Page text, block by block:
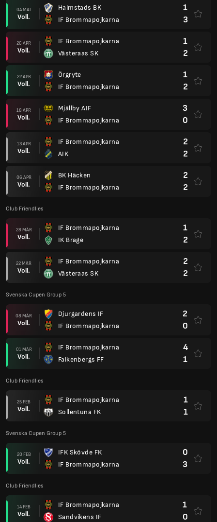
04 MAI
Voll.
Halmstads BK
IF Brommapojkarna
1
3
26 APR
Voll.
IF Brommapojkarna
Västeraas SK
1
2
22 APR
Voll.
Örgryte
IF Brommapojkarna
1
2
18 APR
Voll.
Mjällby AIF
IF Brommapojkarna
3
0
13 APR
Voll.
IF Brommapojkarna
AIK
2
2
06 APR
Voll.
BK Häcken
IF Brommapojkarna
2
2
Club Friendlies
28 MÄR
Voll.
IF Brommapojkarna
IK Brage
1
2
22 MÄR
Voll.
IF Brommapojkarna
Västeraas SK
2
2
Svenska Cupen Group 5
08 MÄR
Voll.
Djurgardens IF
IF Brommapojkarna
2
0
01 MÄR
Voll.
IF Brommapojkarna
Falkenbergs FF
4
1
Club Friendlies
25 FEB
Voll.
IF Brommapojkarna
Sollentuna FK
1
1
Svenska Cupen Group 5
20 FEB
Voll.
IFK Skövde FK
IF Brommapojkarna
0
3
Club Friendlies
14 FEB
Voll.
IF Brommapojkarna
Sandvikens IF
1
0